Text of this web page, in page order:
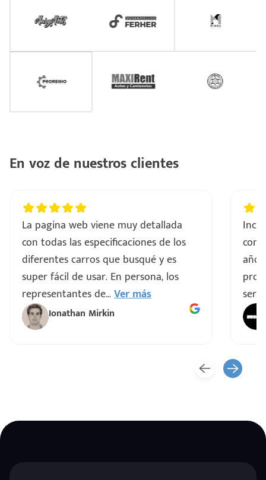
En voz de nuestros clientes
La pagina web viene muy detallada
con todas las especificaciones de los
diferentes carros que busqué y es
super fácil de usar. En persona, los
representantes de...Ver más
Ionathan Mirkin